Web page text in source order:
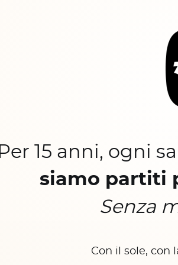
Per 15 anni, ogni
siamo partiti
Senza
Con il sole, con